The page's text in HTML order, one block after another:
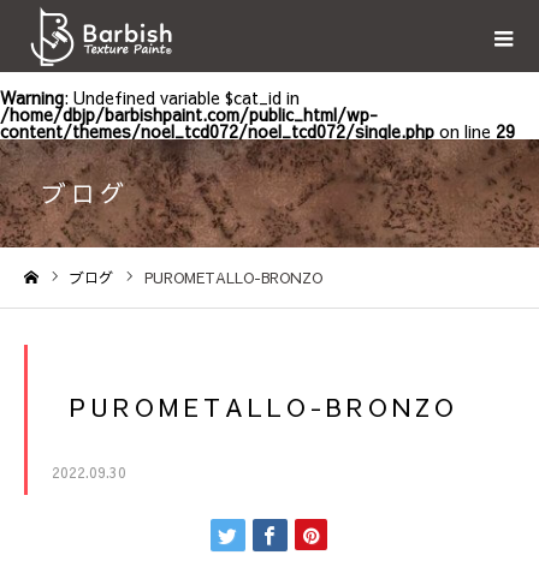
Warning: Undefined variable $cat_id in
/home/dbjp/barbishpaint.com/public_html/wp-
content/themes/noel_tcd072/noel_tcd072/single.php on line 29
ブログ
ブログ PUROMETALLO-BRONZO
PUROMETALLO-BRONZO
2022.09.30